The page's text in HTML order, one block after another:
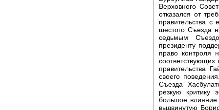
Верховного
отказался от
правительства с
шестого Съезда
седьмым
президенту
право контроля
соответствующих
правительства
своего
Съезда
резкую критику
большое влияние
выдвинутую